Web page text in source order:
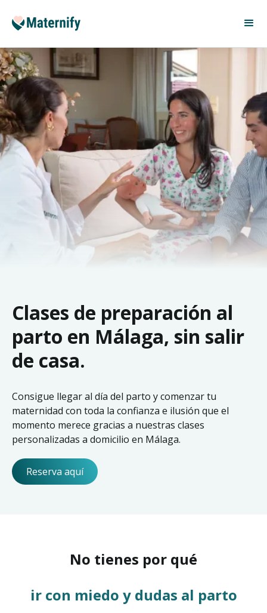
Clases de preparación al
parto en Málaga, sin salir
de casa.
Consigue llegar al día del parto y comenzar tu
maternidad con toda la confianza e ilusión que el
momento merece gracias a nuestras clases
personalizadas a domicilio en Málaga.
Reserva aquí
No tienes por qué
ir con miedo y dudas al parto